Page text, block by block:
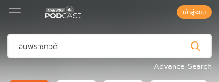
Podcast
เข้าสู่ระบบ
Advance Search